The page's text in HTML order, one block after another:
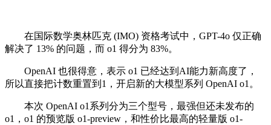
在国际数学奥林匹克 (IMO) 资格考试中，GPT-4o 仅正确
解决了 13% 的问题，而 o1 得分为 83%。
OpenAI 也很得意，表示 o1 已经达到AI能力新高度了，
所以直接把计数重置到1，开启新的大模型系列 OpenAI o1。
本次 OpenAI o1系列分为三个型号，最强但还未发布的
o1，o1 的预览版 o1-preview，和性价比最高的轻量版 o1-